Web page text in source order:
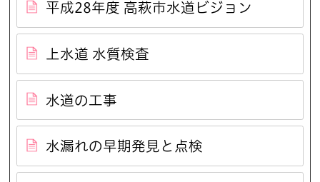
平成28年度 高萩市水道ビジョン
上水道 水質検査
水道の工事
水漏れの早期発見と点検